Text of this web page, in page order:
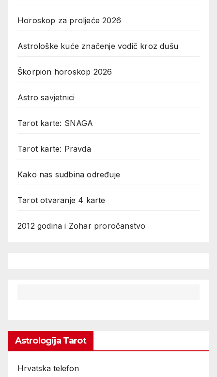
Horoskop za proljeće 2026
Astrološke kuće značenje vodič kroz dušu
Škorpion horoskop 2026
Astro savjetnici
Tarot karte: SNAGA
Tarot karte: Pravda
Kako nas sudbina određuje
Tarot otvaranje 4 karte
2012 godina i Zohar proročanstvo
Astrologija Tarot
Hrvatska telefon